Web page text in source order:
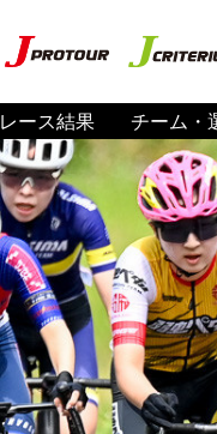
レース結果 チーム・